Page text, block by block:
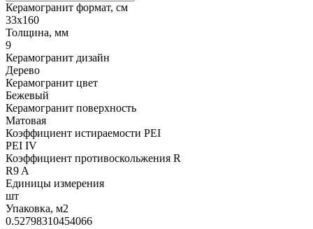
Керамогранит формат, см
33х160
Толщина, мм
9
Керамогранит дизайн
Дерево
Керамогранит цвет
Бежевый
Керамогранит поверхность
Матовая
Коэффициент истираемости PEI
PEI IV
Коэффициент противоскольжения R
R9 A
Единицы измерения
шт
Упаковка, м2
0.52798310454066